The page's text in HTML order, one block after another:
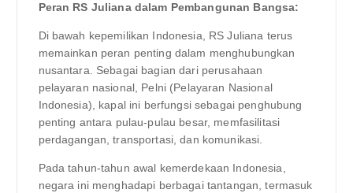
Peran RS Juliana dalam Pembangunan Bangsa:
Di bawah kepemilikan Indonesia, RS Juliana terus
memainkan peran penting dalam menghubungkan
nusantara. Sebagai bagian dari perusahaan
pelayaran nasional, Pelni (Pelayaran Nasional
Indonesia), kapal ini berfungsi sebagai penghubung
penting antara pulau-pulau besar, memfasilitasi
perdagangan, transportasi, dan komunikasi.
Pada tahun-tahun awal kemerdekaan Indonesia,
negara ini menghadapi berbagai tantangan, termasuk